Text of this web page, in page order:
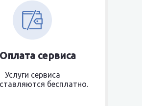
сервиса
Услуги сервиса
бесплатно.